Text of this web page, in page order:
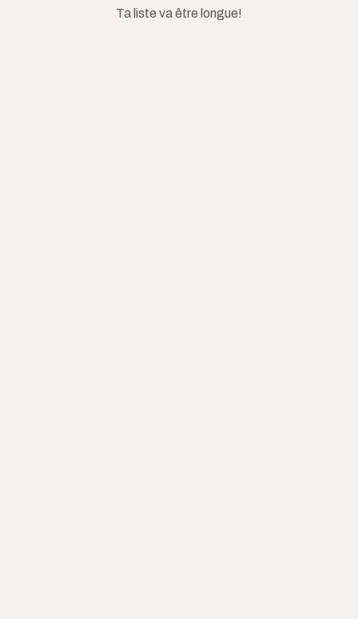
Ta liste va être longue!